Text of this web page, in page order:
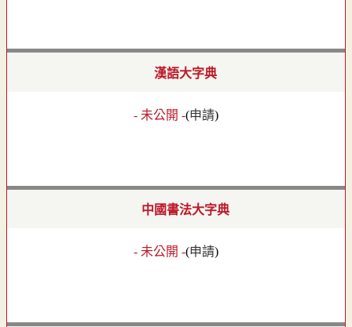
漢語大字典
- 未公開 -(申請)
中國書法大字典
- 未公開 -(申請)